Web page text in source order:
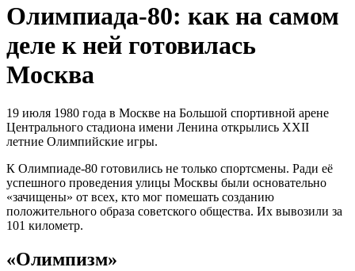
Олимпиада-80: как на самом
деле к ней готовилась
Москва
19 июля 1980 года в Москве на Большой спортивной арене
Центрального стадиона имени Ленина открылись XXII
летние Олимпийские игры.
К Олимпиаде-80 готовились не только спортсмены. Ради её
успешного проведения улицы Москвы были основательно
«зачищены» от всех, кто мог помешать созданию
положительного образа советского общества. Их вывозили за
101 километр.
«Олимпизм»